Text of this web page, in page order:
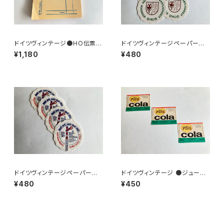
ドイツヴィンテージ●HO伝票9
0枚
¥1,180
ドイツヴィンテージペーパーコ
ースター8枚組●HO
¥480
ドイツヴィンテージペーパーコ
ースター鉄道4枚組
¥480
ドイツヴィンテージ ●ジュース
ラベル3枚組●vitacolaビタコ
ーラ
¥450